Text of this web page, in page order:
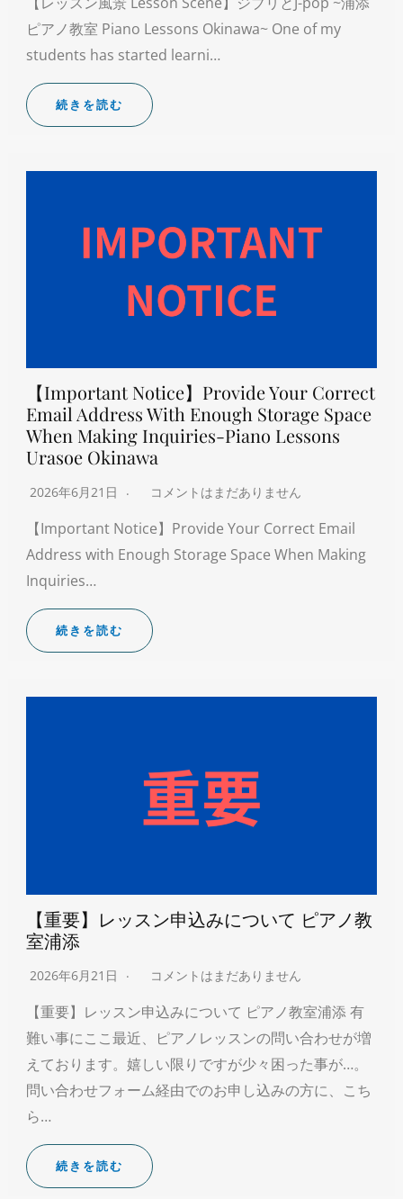
ピアノ教室 Piano Lessons Okinawa~ One of my
students has started learni…
続きを読む
【Important Notice】Provide Your Correct
Email Address With Enough Storage Space
When Making Inquiries-Piano Lessons
Urasoe Okinawa
2026年6月21日 コメントはまだありません
【Important Notice】Provide Your Correct Email
Address with Enough Storage Space When Making
Inquiries…
続きを読む
【重要】レッスン申込みについて ピアノ教
室浦添
2026年6月21日 コメントはまだありません
【重要】レッスン申込みについて ピアノ教室浦添 有
難い事にここ最近、ピアノレッスンの問い合わせが増
えております。嬉しい限りですが少々困った事が…。
問い合わせフォーム経由でのお申し込みの方に、こち
ら…
続きを読む